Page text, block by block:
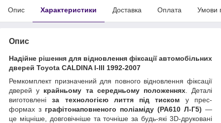
Опис Характеристики Доставка Оплата Умови
Опис
Надійне рішення для відновлення фіксації автомобільних
дверей Toyota CALDINA I-III 1992-2007
Ремкомплект призначений для повного відновлення фіксації
дверей у крайньому та середньому положеннях. Деталі
виготовленіза технологією лиття під тиском у прес-
формах з графітонаповненого поліаміду (PA610 Л-Г5) —
це міцніше, довговічніше та точніше за будь-які 3D-друковані